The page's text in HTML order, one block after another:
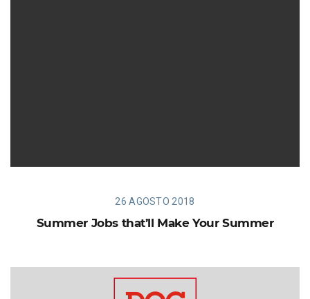
26 AGOSTO 2018
Summer Jobs that’ll Make Your Summer